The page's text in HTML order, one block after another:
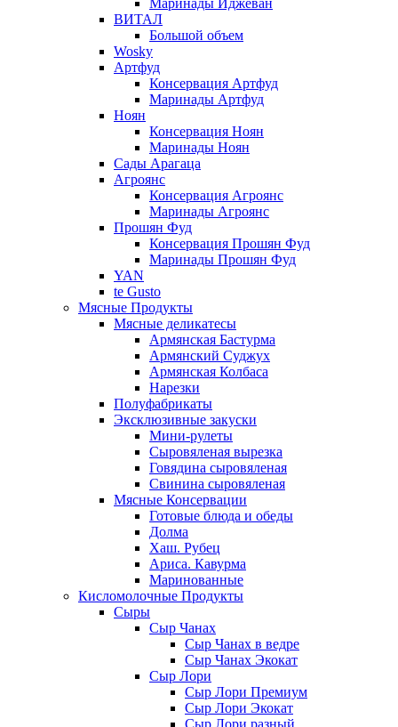
Маринады Иджеван
ВИТАЛ
Большой объем
Wosky
Артфуд
Консервация Артфуд
Маринады Артфуд
Ноян
Консервация Ноян
Маринады Ноян
Сады Арагаца
Агроянс
Консервация Агроянс
Маринады Агроянс
Прошян Фуд
Консервация Прошян Фуд
Маринады Прошян Фуд
YAN
te Gusto
Мясные Продукты
Мясные деликатесы
Армянская Бастурма
Армянский Суджух
Армянская Колбаса
Нарезки
Полуфабрикаты
Эксклюзивные закуски
Мини-рулеты
Сыровяленая вырезка
Говядина сыровяленая
Свинина сыровяленая
Мясные Консервации
Готовые блюда и обеды
Долма
Хаш. Рубец
Ариса. Кавурма
Маринованные
Кисломолочные Продукты
Сыры
Сыр Чанах
Сыр Чанах в ведре
Сыр Чанах Экокат
Сыр Лори
Сыр Лори Премиум
Сыр Лори Экокат
Сыр Лори разный